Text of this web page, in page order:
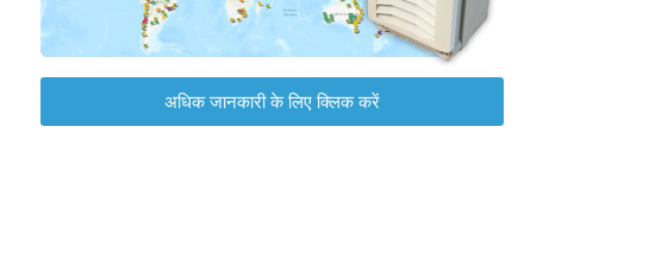
अधिक जानकारी के लिए क्लिक करें